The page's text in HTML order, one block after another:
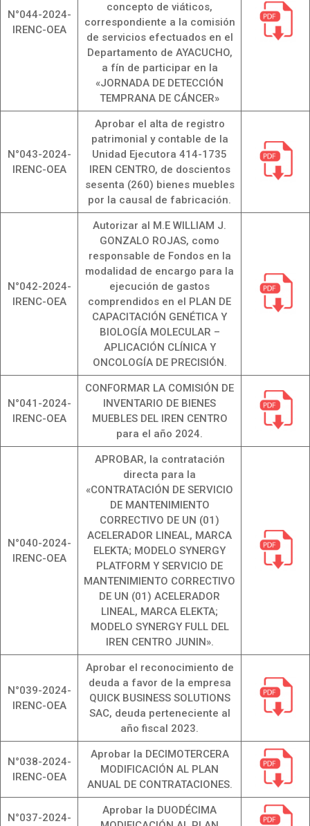
N°044-2024-
IRENC-OEA
concepto de viáticos,
correspondiente a la comisión
de servicios efectuados en el
Departamento de AYACUCHO,
a fín de participar en la
«JORNADA DE DETECCIÓN
TEMPRANA DE CÁNCER»
N°043-2024-
IRENC-OEA
Aprobar el alta de registro
patrimonial y contable de la
Unidad Ejecutora 414-1735
IREN CENTRO, de doscientos
sesenta (260) bienes muebles
por la causal de fabricación.
N°042-2024-
IRENC-OEA
Autorizar al M.E WILLIAM J.
GONZALO ROJAS, como
responsable de Fondos en la
modalidad de encargo para la
ejecución de gastos
comprendidos en el PLAN DE
CAPACITACIÓN GENÉTICA Y
BIOLOGÍA MOLECULAR –
APLICACIÓN CLÍNICA Y
ONCOLOGÍA DE PRECISIÓN.
N°041-2024-
IRENC-OEA
CONFORMAR LA COMISIÓN DE
INVENTARIO DE BIENES
MUEBLES DEL IREN CENTRO
para el año 2024.
N°040-2024-
IRENC-OEA
APROBAR, la contratación
directa para la
«CONTRATACIÓN DE SERVICIO
DE MANTENIMIENTO
CORRECTIVO DE UN (01)
ACELERADOR LINEAL, MARCA
ELEKTA; MODELO SYNERGY
PLATFORM Y SERVICIO DE
MANTENIMIENTO CORRECTIVO
DE UN (01) ACELERADOR
LINEAL, MARCA ELEKTA;
MODELO SYNERGY FULL DEL
IREN CENTRO JUNIN».
N°039-2024-
IRENC-OEA
Aprobar el reconocimiento de
deuda a favor de la empresa
QUICK BUSINESS SOLUTIONS
SAC, deuda perteneciente al
año fiscal 2023.
N°038-2024-
IRENC-OEA
Aprobar la DECIMOTERCERA
MODIFICACIÓN AL PLAN
ANUAL DE CONTRATACIONES.
N°037-2024-
Aprobar la DUODÉCIMA